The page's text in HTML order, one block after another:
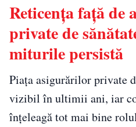
Reticența față de
private de
miturile persistă
Piața asigurărilor private
vizibil în ultimii ani, iar
înțeleagă tot mai bine